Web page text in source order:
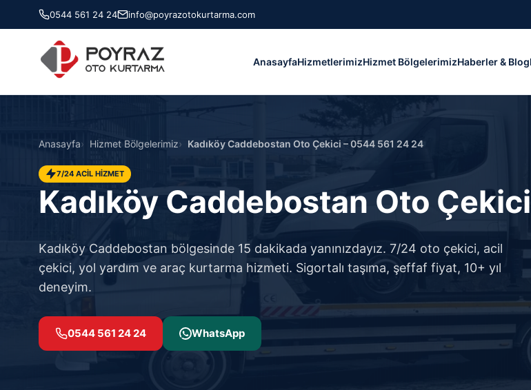
0544 561 24 24 info@poyrazotokurtarma.com
AnasayfaHizmetlerimizHizmet BölgelerimizHaberler & Blog
Anasayfa Hizmet Bölgelerimiz Kadıköy Caddebostan Oto Çekici – 0544 561 24 24
7/24 ACİL HİZMET
Kadıköy Caddebostan Oto
Kadıköy Caddebostan bölgesinde 15 dakikada yanınızdayız. 7/24 oto çekici, acil
çekici, yol yardım ve araç kurtarma hizmeti. Sigortalı taşıma, şeffaf fiyat, 10+ yıl
deneyim.
0544 561 24 24 WhatsApp